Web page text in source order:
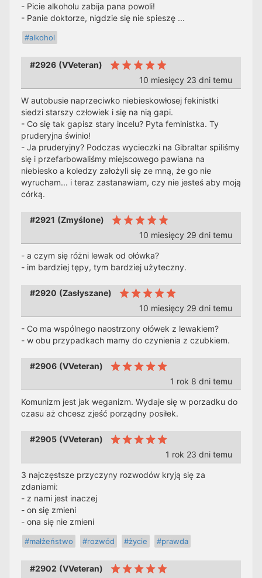
- Picie alkoholu zabija pana powoli!
- Panie doktorze, nigdzie się nie spieszę ...
#alkohol
#2926 (VVeteran)
10 miesięcy 23 dni temu
W autobusie naprzeciwko niebieskowłosej fekinistki
siedzi starszy człowiek i się na nią gapi.
- Co się tak gapisz stary incelu? Pyta feministka. Ty
pruderyjna świnio!
- Ja pruderyjny? Podczas wycieczki na Gibraltar spiliśmy
się i przefarbowaliśmy miejscowego pawiana na
niebiesko a koledzy założyli się ze mną, że go nie
wyrucham... i teraz zastanawiam, czy nie jesteś aby moją
córką.
#2921 (Zmyślone)
10 miesięcy 29 dni temu
- a czym się różni lewak od ołówka?
- im bardziej tępy, tym bardziej użyteczny.
#2920 (Zasłyszane)
10 miesięcy 29 dni temu
- Co ma wspólnego naostrzony ołówek z lewakiem?
- w obu przypadkach mamy do czynienia z czubkiem.
#2906 (VVeteran)
1 rok 8 dni temu
Komunizm jest jak weganizm. Wydaje się w porzadku do
czasu aż chcesz zjeść porządny posiłek.
#2905 (VVeteran)
1 rok 23 dni temu
3 najczęstsze przyczyny rozwodów kryją się za
zdaniami:
- z nami jest inaczej
- on się zmieni
- ona się nie zmieni
#małżeństwo #rozwód #życie #prawda
#2902 (VVeteran)